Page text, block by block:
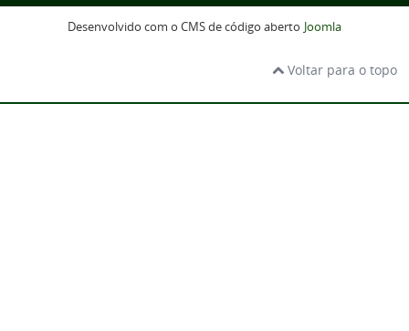
Desenvolvido com o CMS de código aberto Joomla
Voltar para o topo